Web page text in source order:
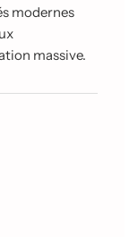
modernes
massive.